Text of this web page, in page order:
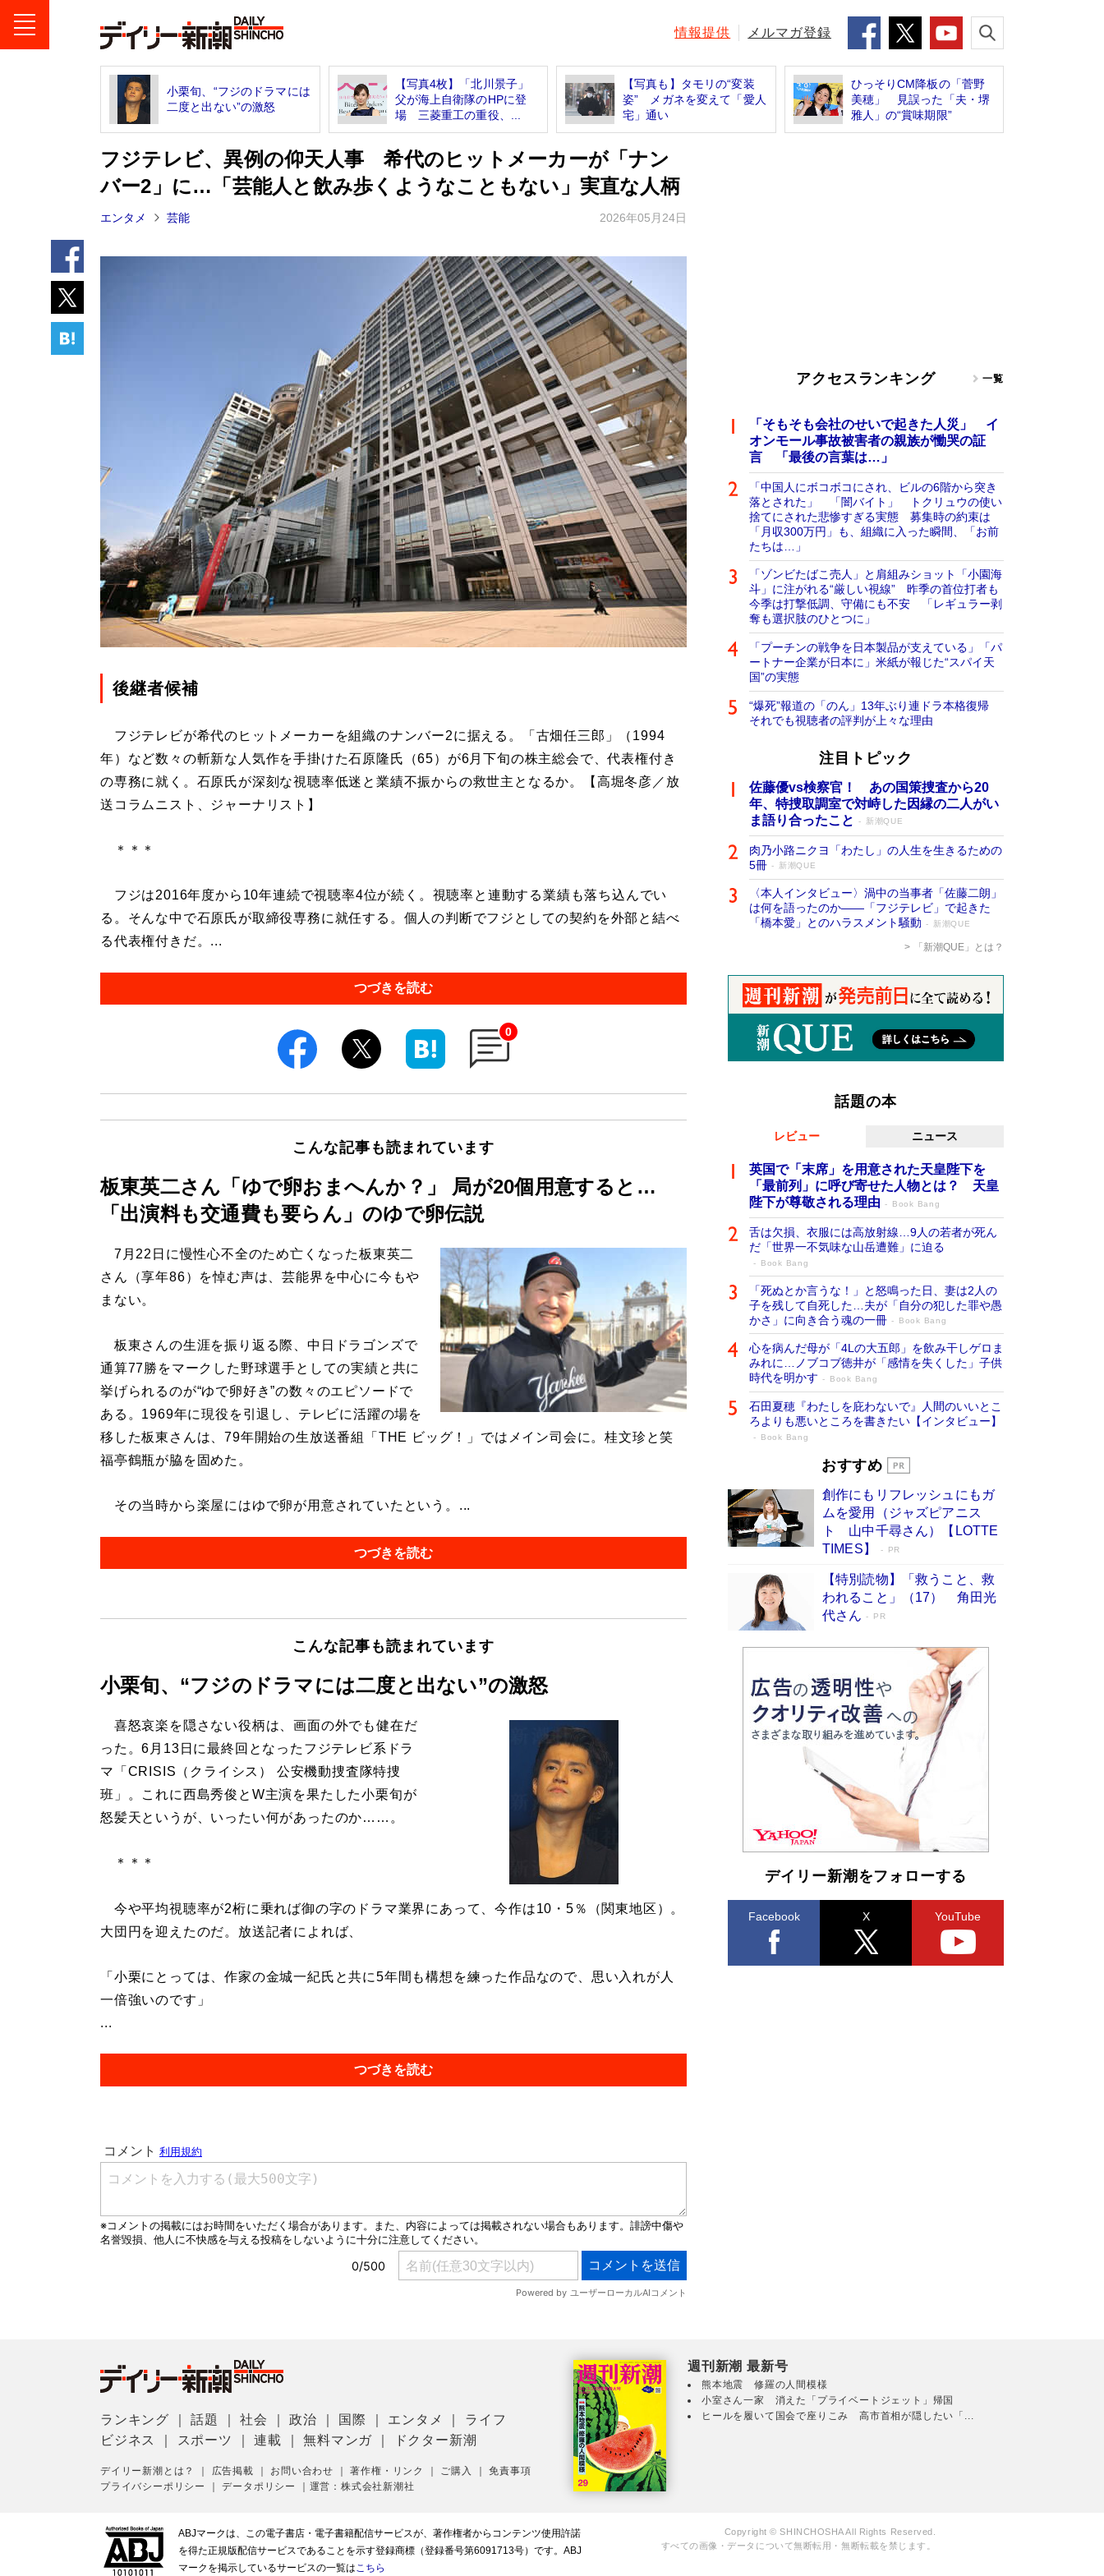
情報提供 メルマガ登録
小栗旬、“フジのドラマには
二度と出ない”の激怒
【写真4枚】「北川景子」
父が海上自衛隊のHPに登
場 三菱重工の重役、...
【写真も】タモリの“変装
姿” メガネを変えて「愛人
宅」通い
ひっそりCM降板の「菅野
美穂」 見誤った「夫・堺
雅人」の“賞味期限”
フジテレビ、異例の仰天人事 希代のヒットメーカーが「ナン
バー2」に…「芸能人と飲み歩くようなこともない」実直な人柄
エンタメ 芸能 2026年05月24日
後継者候補
フジテレビが希代のヒットメーカーを組織のナンバー2に据える。「古畑任三郎」（1994
年）など数々の斬新な人気作を手掛けた石原隆氏（65）が6月下旬の株主総会で、代表権付き
の専務に就く。石原氏が深刻な視聴率低迷と業績不振からの救世主となるか。【高堀冬彦／放
送コラムニスト、ジャーナリスト】
＊＊＊
フジは2016年度から10年連続で視聴率4位が続く。視聴率と連動する業績も落ち込んでい
る。そんな中で石原氏が取締役専務に就任する。個人の判断でフジとしての契約を外部と結べ
る代表権付きだ。...
つづきを読む
0
こんな記事も読まれています
板東英二さん「ゆで卵おまへんか？」 局が20個用意すると…
「出演料も交通費も要らん」のゆで卵伝説
7月22日に慢性心不全のため亡くなった板東英二
さん（享年86）を悼む声は、芸能界を中心に今もや
まない。
板東さんの生涯を振り返る際、中日ドラゴンズで
通算77勝をマークした野球選手としての実績と共に
挙げられるのが“ゆで卵好き”の数々のエピソードで
ある。1969年に現役を引退し、テレビに活躍の場を
移した板東さんは、79年開始の生放送番組「THE ビッグ！」ではメイン司会に。桂文珍と笑
福亭鶴瓶が脇を固めた。
その当時から楽屋にはゆで卵が用意されていたという。...
つづきを読む
こんな記事も読まれています
小栗旬、“フジのドラマには二度と出ない”の激怒
喜怒哀楽を隠さない役柄は、画面の外でも健在だ
った。6月13日に最終回となったフジテレビ系ドラ
マ「CRISIS（クライシス） 公安機動捜査隊特捜
班」。これに西島秀俊とW主演を果たした小栗旬が
怒髪天というが、いったい何があったのか……。
＊＊＊
今や平均視聴率が2桁に乗れば御の字のドラマ業界にあって、今作は10・5％（関東地区）。
大団円を迎えたのだ。放送記者によれば、
「小栗にとっては、作家の金城一紀氏と共に5年間も構想を練った作品なので、思い入れが人
一倍強いのです」
...
つづきを読む
アクセスランキング 一覧
「そもそも会社のせいで起きた人災」 イ
オンモール事故被害者の親族が慟哭の証
言 「最後の言葉は…」
「中国人にボコボコにされ、ビルの6階から突き
落とされた」 「闇バイト」 トクリュウの使い
捨てにされた悲惨すぎる実態 募集時の約束は
「月収300万円」も、組織に入った瞬間、「お前
たちは…」
「ゾンビたばこ売人」と肩組みショット「小園海
斗」に注がれる“厳しい視線” 昨季の首位打者も
今季は打撃低調、守備にも不安 「レギュラー剥
奪も選択肢のひとつに」
「プーチンの戦争を日本製品が支えている」「パ
ートナー企業が日本に」米紙が報じた“スパイ天
国”の実態
“爆死”報道の「のん」13年ぶり連ドラ本格復帰
それでも視聴者の評判が上々な理由
注目トピック
佐藤優vs検察官！ あの国策捜査から20
年、特捜取調室で対峙した因縁の二人がい
ま語り合ったこと
新潮QUE
肉乃小路ニクヨ「わたし」の人生を生きるための
5冊
新潮QUE
〈本人インタビュー〉渦中の当事者「佐藤二朗」
は何を語ったのか――「フジテレビ」で起きた
「橋本愛」とのハラスメント騒動
新潮QUE
「新潮QUE」とは？
話題の本
レビュー ニュース
英国で「末席」を用意された天皇陛下を
「最前列」に呼び寄せた人物とは？ 天皇
陛下が尊敬される理由
Book Bang
舌は欠損、衣服には高放射線…9人の若者が死ん
だ「世界一不気味な山岳遭難」に迫る
Book Bang
「死ぬとか言うな！」と怒鳴った日、妻は2人の
子を残して自死した…夫が「自分の犯した罪や愚
かさ」に向き合う魂の一冊
Book Bang
心を病んだ母が「4Lの大五郎」を飲み干しゲロま
みれに…ノブコブ徳井が「感情を失くした」子供
時代を明かす
Book Bang
石田夏穂『わたしを庇わないで』人間のいいとこ
ろよりも悪いところを書きたい【インタビュー】
Book Bang
「叱って伸びるやつは、褒めたらもっと伸
た“人を育てるコツ”…芸への考え方を明か
す
Book Bang
「『火垂るの墓』は、大嘘である」原作者が抱き
続けた“自責の念”とは…「自己憐憫は描きたくな
い」監督が徹底的にこだわったこと（後編） #
戦争の記憶
Book Bang
美輪明宏 晩年の回答を集めた『ほほえんで生き
るための人生相談』がランクイン［エンターテイ
メントベストセラー］
Book Bang
「宇宙兄弟」最終46巻がベストセラー1位 宇宙
開発への関心を押し上げた18年の物語に幕 特装
版には「宇宙で描かれたマンガ」も収録
Book Bang
友近氏、絶賛！ 鎌倉を舞台に、孤独を抱えた
人々が新たな一歩を踏み出す連作短篇集『海のほ
とりのプラネット』試し読み
Book Bang
おすすめ
創作にもリフレッシュにもガ
ムを愛用（ジャズピアニス
ト 山中千尋さん）【LOTTE
TIMES】
PR
【特別読物】「救うこと、救
われること」（17） 角田光
代さん
PR
デイリー新潮をフォローする
Facebook X YouTube
ランキング ｜話題 ｜社会 ｜政治 国際 エンタメ
ライフ
ビジネス
スポーツ ｜連載 ｜無料マンガ ドクター新潮
デイリー新潮とは？ 広告掲載 お問い合わせ ｜著作権・リンク ご購入 ｜免責事項
プライバシーポリシー
｜データポリシー 運営：株式会社新潮社
週刊新潮 最新号
熊本地震 修羅の人間模様
小室さん一家 消えた「プライベートジェット」帰国
ヒールを履いて国会で座りこみ 高市首相が隠したい「...
ABJマークは、この電子書店・電子書籍配信サービスが、著作権者からコンテンツ使用許諾
を得た正規版配信サービスであることを示す登録商標（登録番号第6091713号）です。ABJ
マークを掲示しているサービスの一覧は こちら
Copyright © SHINCHOSHA All Rights Reserved.
すべての画像・データについて無断転用・無断転載を禁じます。